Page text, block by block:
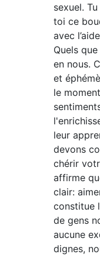
sexuel.
toi ce
avec
Quels
en nous.
et
le
leur
devons
chérir
affirme
clair:
constitue
de gens
aucune
dignes,